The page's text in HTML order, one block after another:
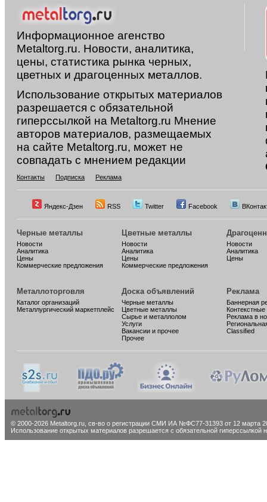
Информационное агенство
Metaltorg.ru. Новости, аналитика,
цены, статистика рынка черных,
цветных и драгоценных металлов.
Использование открытых материалов
разрешается с обязательной
гиперссылкой на Metaltorg.ru Мнение
авторов материалов, размещаемых
на сайте Metaltorg.ru, может не
совпадать с мнением редакции
Контакты Подписка Реклама
Яндекс-Дзен RSS Twitter Facebook
Черные металлы
Новости
Аналитика
Цены
Коммерческие предложения
Цветные металлы
Новости
Аналитика
Цены
Коммерческие предложения
Новости
Аналитика
Цены
Металлоторговля
Каталог организаций
Металлургический маркетплейс
Доска объявлений
Черные металлы
Цветные металлы
Сырье и металлолом
Услуги
Вакансии и прочее
Прочее
Реклама
Баннерная
Реклама в
Classified
© 2000-2026 Metaltorg.ru, св-во о регистрации СМИ ИА №ФС77-31393 от 12 марта
Использование открытых материалов разрешается с обязательной гиперссылкой